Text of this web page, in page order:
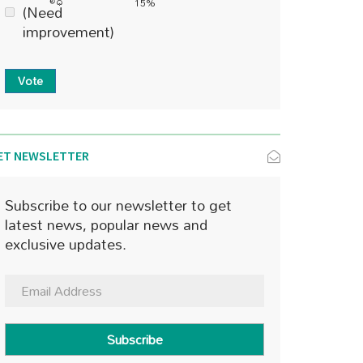
(Need
improvement)
Vote
NEWSLETTER
Subscribe to our newsletter to get
latest news, popular news and
exclusive updates.
Subscribe